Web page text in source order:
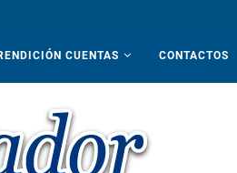
CUENTAS CONTACTOS